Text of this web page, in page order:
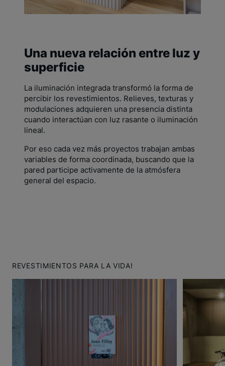
Una nueva relación entre luz y
superficie
La iluminación integrada transformó la forma de
percibir los revestimientos. Relieves, texturas y
modulaciones adquieren una presencia distinta
cuando interactúan con luz rasante o iluminación
lineal.
Por eso cada vez más proyectos trabajan ambas
variables de forma coordinada, buscando que la
pared participe activamente de la atmósfera
general del espacio.
REVESTIMIENTOS PARA LA VIDA!